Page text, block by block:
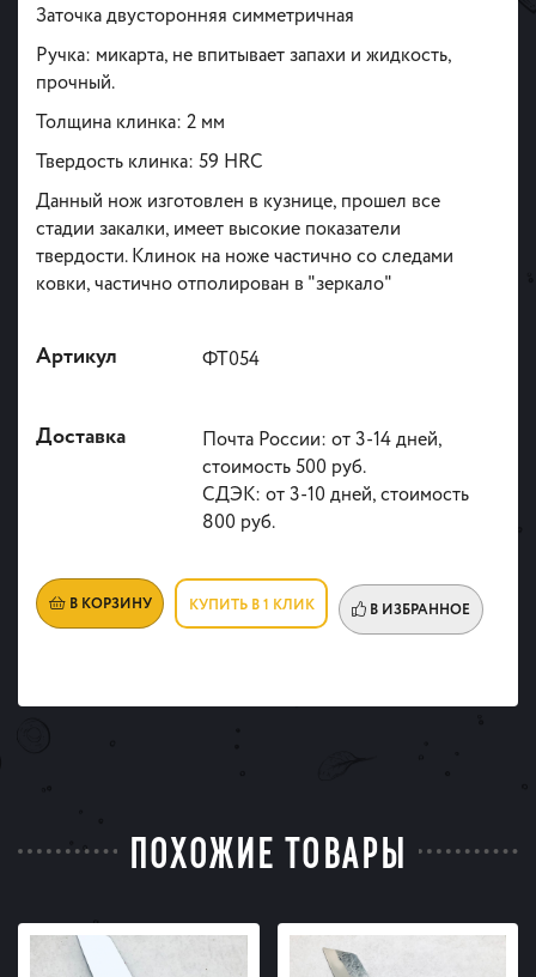
Заточка двусторонняя симметричная
Ручка: микарта, не впитывает запахи и жидкость,
прочный.
Толщина клинка: 2 мм
Твердость клинка: 59 HRC
Данный нож изготовлен в кузнице, прошел все
стадии закалки, имеет высокие показатели
твердости. Клинок на ноже частично со следами
ковки, частично отполирован в "зеркало"
Артикул ФТ054
Доставка
Почта России: от 3-14 дней,
стоимость 500 руб.
СДЭК: от 3-10 дней, стоимость
800 руб.
В КОРЗИНУ КУПИТЬ В 1 КЛИК В ИЗБРАННОЕ
ПОХОЖИЕ ТОВАРЫ